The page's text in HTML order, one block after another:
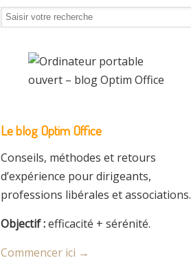
Le blog Optim Office
Conseils, méthodes et retours
d’expérience pour dirigeants,
professions libérales et associations.
Objectif :efficacité + sérénité.
Commencer ici →